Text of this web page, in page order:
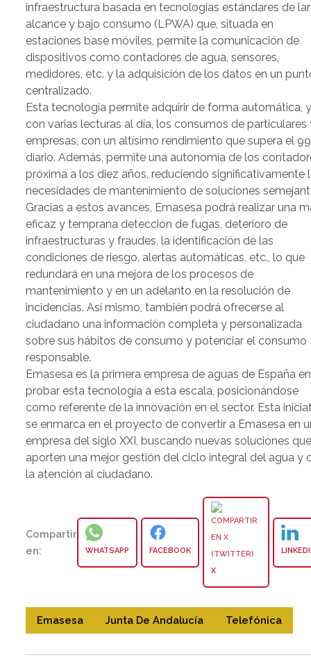
infraestructura basada en tecnologías estándares de
alcance y bajo consumo (LPWA) que, situada en
estaciones base móviles, permite la comunicación de
dispositivos como contadores de agua, sensores,
medidores, etc. y la adquisición de los datos en un
centralizado.
Esta tecnología permite adquirir de forma automática,
con varias lecturas al día, los consumos de particulares
empresas, con un altísimo rendimiento que supera el
diario. Además, permite una autonomía de los
próxima a los diez años, reduciendo significativamente
necesidades de mantenimiento de soluciones
Gracias a estos avances, Emasesa podrá realizar una
eficaz y temprana detección de fugas, deterioro de
infraestructuras y fraudes, la identificación de las
condiciones de riesgo, alertas automáticas, etc., lo que
redundará en una mejora de los procesos de
mantenimiento y en un adelanto en la resolución de
incidencias. Así mismo, también podrá ofrecerse al
ciudadano una información completa y personalizada
sobre sus hábitos de consumo y potenciar el consumo
responsable.
Emasesa es la primera empresa de aguas de España en
probar esta tecnología a esta escala, posicionándose
como referente de la innovación en el sector. Esta
se enmarca en el proyecto de convertir a Emasesa en
empresa del siglo XXI, buscando nuevas soluciones
aporten una mejor gestión del ciclo integral del agua y
la atención al ciudadano.
Compartir
en:
WHATSAPP FACEBOOK
X
Emasesa Junta De Andalucía Telefónica